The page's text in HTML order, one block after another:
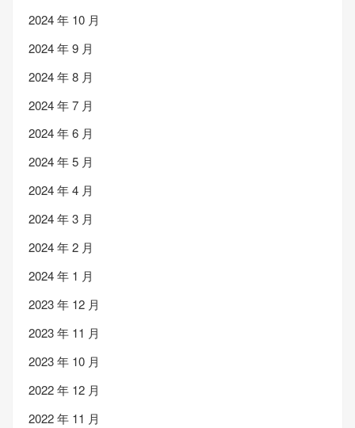
2024 年 10 月
2024 年 9 月
2024 年 8 月
2024 年 7 月
2024 年 6 月
2024 年 5 月
2024 年 4 月
2024 年 3 月
2024 年 2 月
2024 年 1 月
2023 年 12 月
2023 年 11 月
2023 年 10 月
2022 年 12 月
2022 年 11 月